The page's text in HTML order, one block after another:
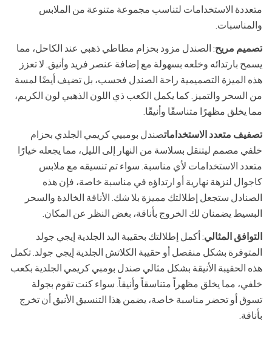
متعددة الاستخدامات لتناسب مجموعة متنوعة من الملابس
والمناسبات.
تصميم مريح: الصندل مزود بحزام مطاطي ذهبي عند الكاحل، مما
يسمح بارتدائه وخلعه بسهولة مع إضافة عنصر فريد وأنيق. لا تعزز
هذه الميزة التصميمية راحة الصندل فحسب، بل تضيف أيضًا لمسة
من السحر والتميز. كما يكمل الكعب ذي اللون الذهبي لون الكريم،
مما يخلق مظهرًا متناسقًا وأنيقًا.
تصفيف متعدد الاستخداماتصندل بومبيي كريمي الجلدي بحزام
خلفي مصمم ليتنقل بسلاسة من النهار إلى الليل، مما يجعله خيارًا
متعدد الاستخدامات لأي مناسبة. سواء تم تنسيقه مع ملابس
كاجوال لنزهة نهارية أو ارتداؤه في مناسبة خاصة، فإن هذه
الصنادل ستجعل إطلالتك مميزة بلا شك. الأناقة الخالدة والسحر
البسيط يضمنان لك الخروج بأناقة، بغض النظر عن المكان.
التوافق المثالي: أكمل إطلالتك بحقيبة اليد الجلدية إيجي جولد
المتوفرة بشكل منفصل أو حقيبة الكلاتش الجلدية إيجي جولد. تكمل
هذه الحقيبة الأنيقة بشكل مثالي صندل بومبي كريمي الجلدية بكعب
خلفي، مما يخلق مظهراً متناسقاً وأنيقاً. سواء كنت تقوم بجولة
تسوق أو تحضر مناسبة خاصة، يضمن هذا التنسيق الأنيق أن تخرج
بأناقة.